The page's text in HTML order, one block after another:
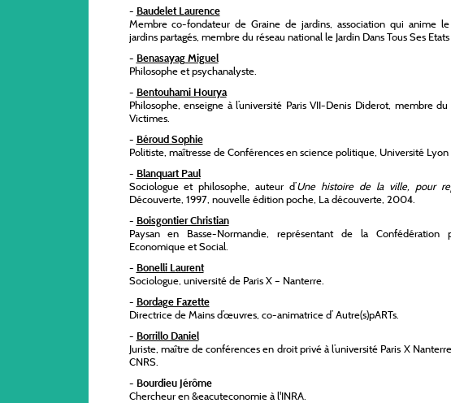
- Baudelet Laurence
Membre co-fondateur de Graine de jardins, association qui anime
jardins partagés, membre du réseau national le Jardin Dans Tous Ses Etats
- Benasayag Miguel
Philosophe et psychanalyste.
- Bentouhami Hourya
Philosophe, enseigne à l’université Paris VII-Denis Diderot, membre
Victimes.
- Béroud Sophie
Politiste, maîtresse de Conférences en science politique, Université Lyon
- Blanquart Paul
Sociologue et philosophe, auteur d’Une histoire de la ville, pour
Découverte, 1997, nouvelle édition poche, La découverte, 2004.
- Boisgontier Christian
Paysan en Basse-Normandie, représentant de la Confédération
Economique et Social.
- Bonelli Laurent
Sociologue, université de Paris X – Nanterre.
- Bordage Fazette
Directrice de Mains d’œuvres, co-animatrice d’ Autre(s)pARTs.
- Borrillo Daniel
Juriste, maître de conférences en droit privé à l’université Paris X
CNRS.
- Bourdieu Jérôme
Chercheur en &eacuteconomie à l'INRA.